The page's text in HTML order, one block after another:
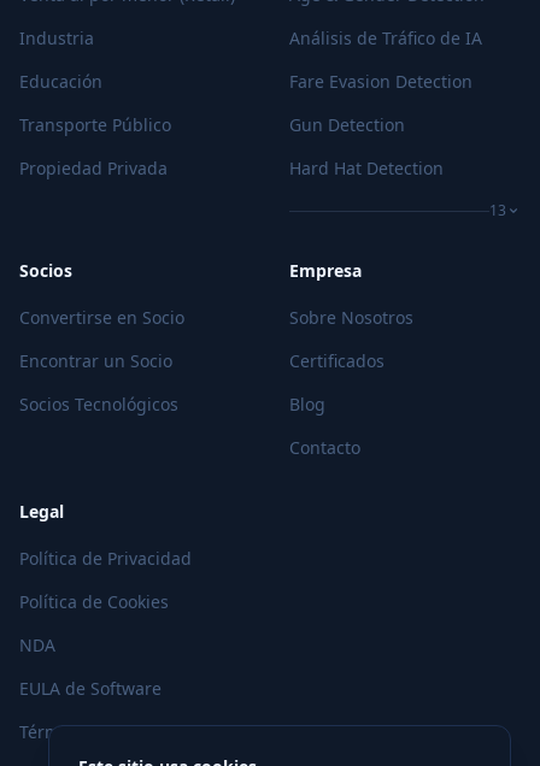
Industria
Educación
Transporte Público
Propiedad Privada
Análisis de Tráfico de IA
Fare Evasion Detection
Gun Detection
Hard Hat Detection
13
Socios
Convertirse en Socio
Encontrar un Socio
Socios Tecnológicos
Empresa
Sobre Nosotros
Certificados
Blog
Contacto
Legal
Política de Privacidad
Política de Cookies
NDA
EULA de Software
Términos de Uso